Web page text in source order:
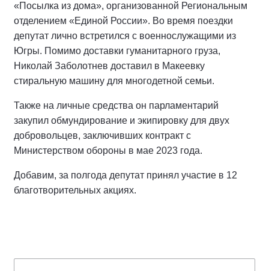
«Посылка из дома», организованной Региональным
отделением «Единой России». Во время поездки
депутат лично встретился с военнослужащими из
Югры. Помимо доставки гуманитарного груза,
Николай Заболотнев доставил в Макеевку
стиральную машину для многодетной семьи.
Также на личные средства он парламентарий
закупил обмундирование и экипировку для двух
добровольцев, заключивших контракт с
Министерством обороны в мае 2023 года.
Добавим, за полгода депутат принял участие в 12
благотворительных акциях.